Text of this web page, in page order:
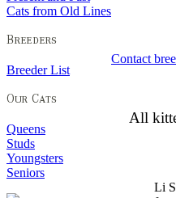
Cats from Old Lines
Breeder List
Queens
Studs
Youngsters
Seniors
Contact
All
Li